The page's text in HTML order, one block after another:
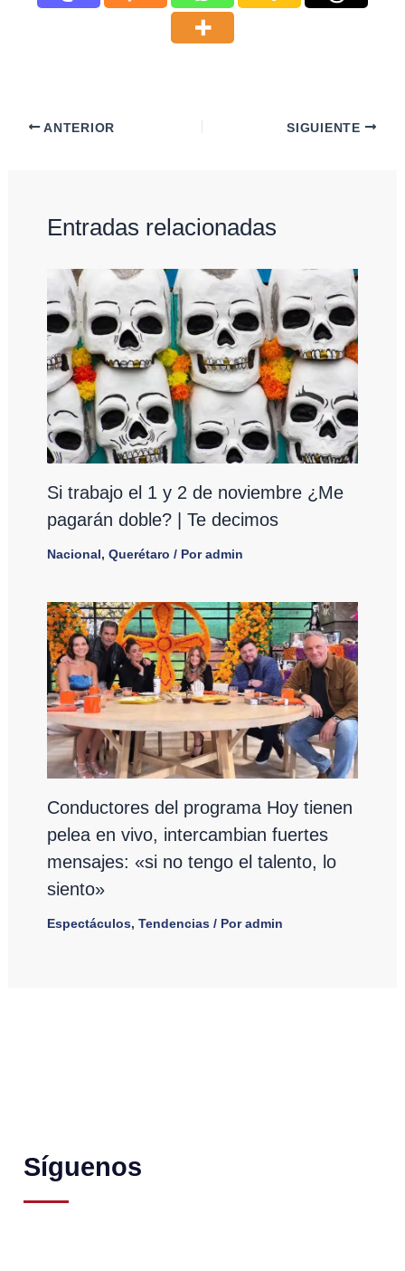
ANTERIOR SIGUIENTE
Entradas relacionadas
Si trabajo el 1 y 2 de noviembre ¿Me
pagarán doble? | Te decimos
Nacional, Querétaro / Poradmin
Conductores del programa Hoy tienen
pelea en vivo, intercambian fuertes
mensajes: «si no tengo el talento, lo
siento»
Espectáculos, Tendencias/ Poradmin
Síguenos